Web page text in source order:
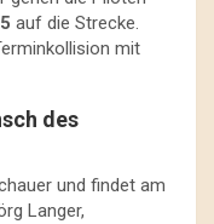
auf die Strecke.
mit
des
und findet am
Langer,